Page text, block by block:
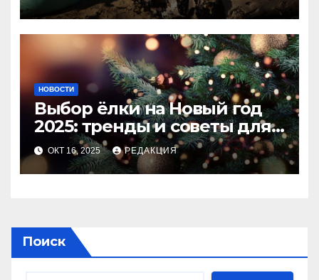
НОВОСТИ
Выбор ёлки на Новый год
2025: тренды и советы для
идеального праздника
ОКТ 16, 2025 РЕДАКЦИЯ
Поиск